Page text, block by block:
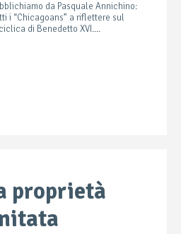
da Pasquale Annichino:
i “Chicagoans” a riflettere sul
di Benedetto XVI....
proprietà